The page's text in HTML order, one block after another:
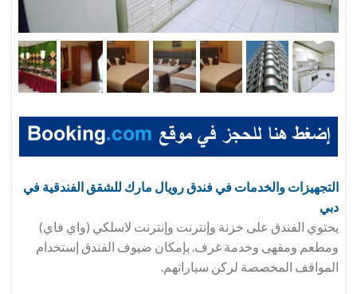
التجهيزات والخدمات في فندق رويال مارك للشقق الفندقية في
دبي
يحتوي الفندق على خزنة وإنترنت وإنترنت لاسلكي (واي فاي)
ومطعم ومقهى وخدمة غرف. بإمكان ضيوف الفندق إستخدام
المواقف المخصصة لركن سياراتهم.